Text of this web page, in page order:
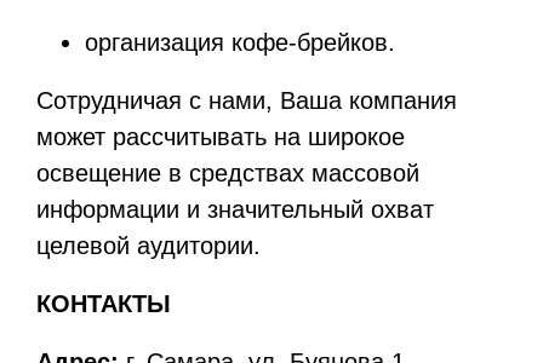
организация кофе-брейков.
Сотрудничая с нами, Ваша компания
может рассчитывать на широкое
освещение в средствах массовой
информации и значительный охват
целевой аудитории.
КОНТАКТЫ